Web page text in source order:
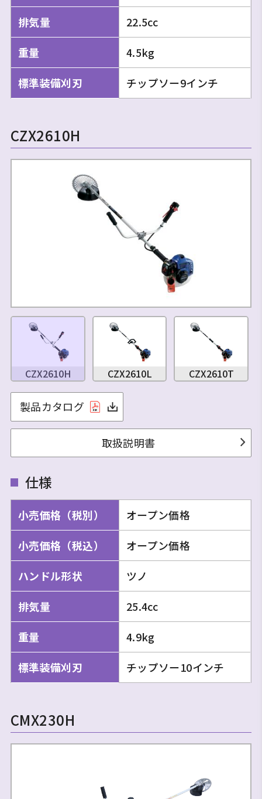
排気量
22.5cc
重量
4.5kg
標準装備刈刃
チップソー9インチ
CZX2610H
CZX2610H CZX2610L CZX2610T
製品カタログ
取扱説明書
仕様
小売価格（税別）
オープン価格
小売価格（税込）
オープン価格
ハンドル形状
ツノ
排気量
25.4cc
重量
4.9kg
標準装備刈刃
チップソー10インチ
CMX230H